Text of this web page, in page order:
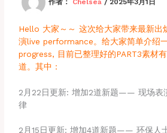
作者： Chelsea / 2025年3月1日
Hello 大家～～ 这次给大家带来最新
演live performance。给大家简单介绍
progress, 目前已整理好的PART3素材
道。其中：
2月22日更新: 增加2道新题—— 现场表
律
2月15日更新: 增加4道新题—— 环保人